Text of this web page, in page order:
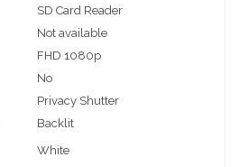
SD Card Reader
Not available
FHD 1080p
No
Privacy Shutter
Backlit
White